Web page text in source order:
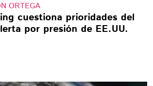
ORTEGA
cuestiona prioridades del
por presión de EE.UU.